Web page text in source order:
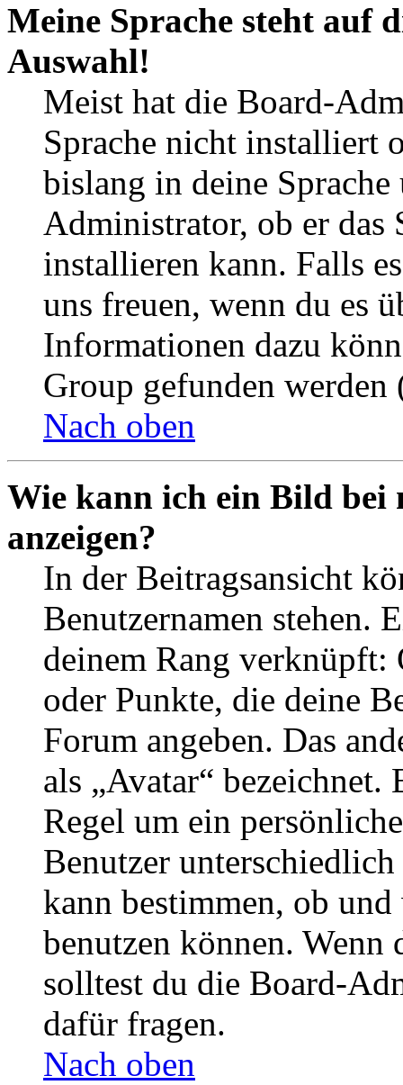
Meine Sprache steht auf
Auswahl!
Meist hat die Board-
Sprache nicht installiert
bislang in deine
Administrator, ob er das
installieren kann. Falls
uns freuen, wenn du es
Informationen dazu
Group gefunden
Nach oben
Wie kann ich ein Bild bei
anzeigen?
In der Beitragsansicht
Benutzernamen stehen.
deinem Rang verknüpft:
oder Punkte, die deine
Forum angeben. Das
als „Avatar“
Regel um ein
Benutzer
kann bestimmen, ob
benutzen können. Wenn
solltest du die Board-
dafür fragen.
Nach oben